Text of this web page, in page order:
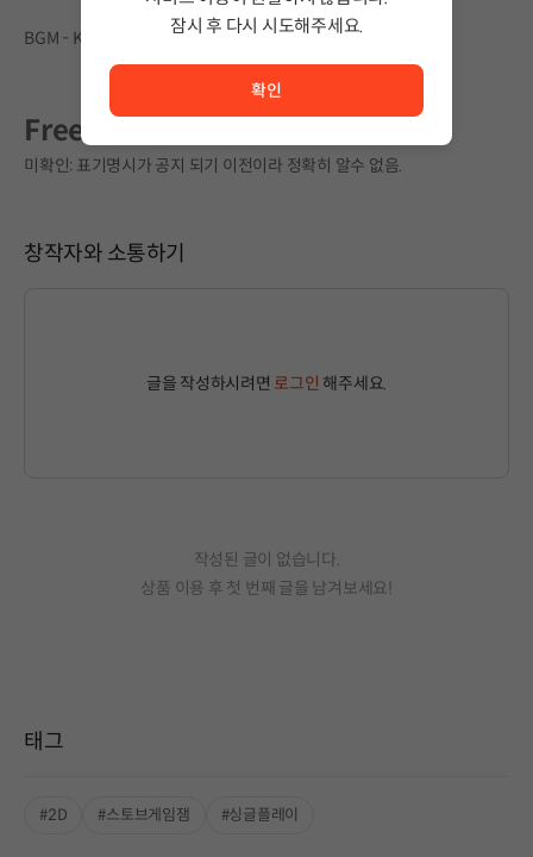
BGM - K00sin (E-mail: koosin486@gmail.com)
Free Source
미확인: 표기명시가 공지 되기 이전이라 정확히 알수 없음.
창작자와 소통하기
글을 작성하시려면 로그인 해주세요.
작성된 글이 없습니다.
상품 이용 후 첫 번째 글을 남겨보세요!
태그
#2D #스토브게임잼 #싱글플레이
잠시 후 다시 시도해주세요.
확인